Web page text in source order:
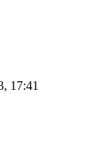
17:41